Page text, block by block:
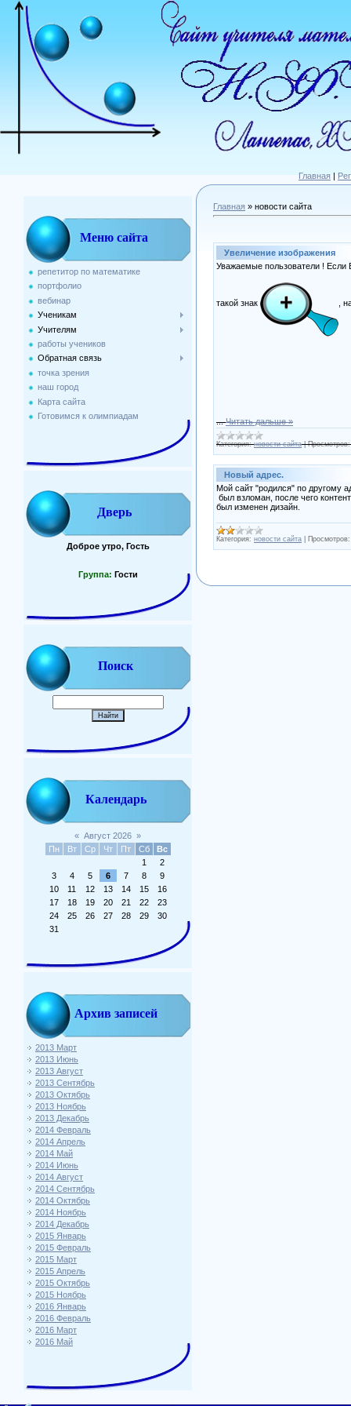
Главная |
Меню сайта
репетитор по математике
портфолио
вебинар
Ученикам
Учителям
работы учеников
Обратная связь
точка зрения
наш город
Карта сайта
Готовимся к олимпиадам
Дверь
Доброе утро, Гость
Группа: Гости
Поиск
Календарь
« Август 2026 »
Пн
Вт Ср Чт Пт Сб
Вс
1
2
3
4 5 6 7 8
9
10
11 12 13 14 15
16
17
18 19 20 21 22
23
24
25 26 27 28 29
30
31
Архив записей
2013 Март
2013 Июнь
2013 Август
2013 Сентябрь
2013 Октябрь
2013 Ноябрь
2013 Декабрь
2014 Февраль
2014 Апрель
2014 Май
2014 Июнь
2014 Август
2014 Сентябрь
2014 Октябрь
2014 Ноябрь
2014 Декабрь
2015 Январь
2015 Февраль
2015 Март
2015 Апрель
2015 Октябрь
2015 Ноябрь
2016 Январь
2016 Февраль
2016 Март
2016 Май
Главная » новости сайта
Увеличение изображения
Уважаемые пользователи ! Если
такой знак ,
...Читать дальше »
Категория: новости сайта |Просмотров:
Новый адрес.
Мой сайт "родился" по другому
был взломан, после чего
был изменен дизайн.
Категория: новости сайта Просмотров: